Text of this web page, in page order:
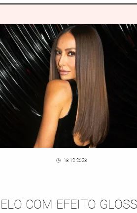
18 12 2023
COM EFEITO